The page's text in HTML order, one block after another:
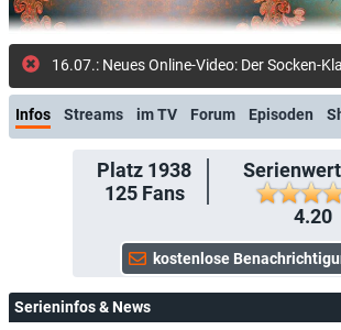
16.07.: Neues Online-Video: Der Socken-
Infos Streams im TV Forum Episoden
Platz 1938
125Fans
4.20
Serieninfos & News